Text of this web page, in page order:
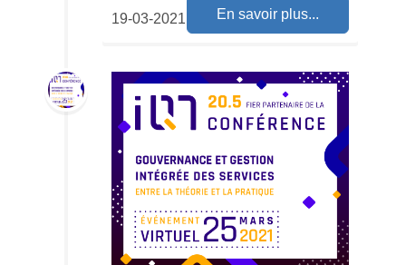
En savoir plus...
19-03-2021